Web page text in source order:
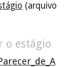
(arquivo
o estágio